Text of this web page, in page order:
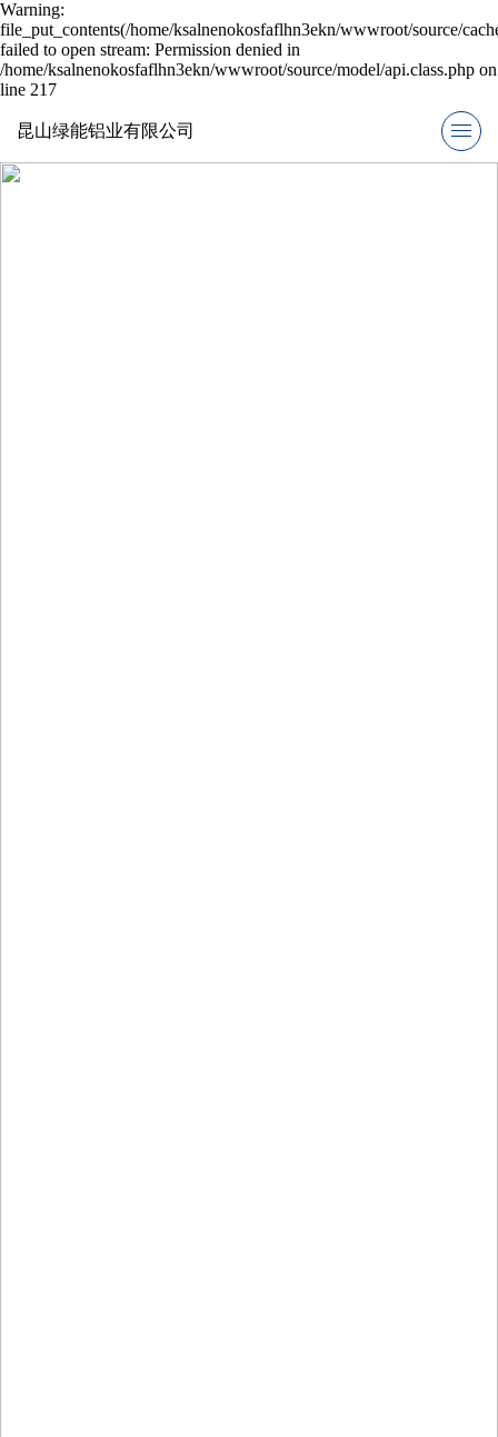
Warning:
file_put_contents(/home/ksalnenokosfaflhn3ekn/wwwroot/source/
failed to open stream: Permission denied in
/home/ksalnenokosfaflhn3ekn/wwwroot/source/model/api.class.php on
line 217
昆山绿能铝业有限公司